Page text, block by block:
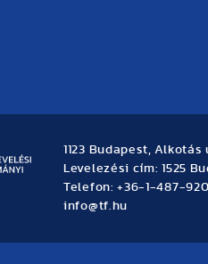
1123 Budapest, Alkotás
Levelezési cím: 1525
Telefon: +36-1-487-
info@tf.hu